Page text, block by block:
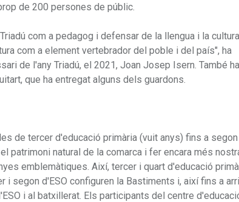
de 200 persones de públic.
com a pedagog i defensar de la llengua i la cultura
com a element vertebrador del poble i del país", ha
de l'any Triadú, el 2021, Joan Josep Isern. També ha
que ha entregat alguns dels guardons.
de tercer d'educació primària (vuit anys) fins a
patrimoni natural de la comarca i fer encara més
emblemàtiques. Així, tercer i quart d'educació
i segon d'ESO configuren la Bastiments i, així fins a
i al batxillerat. Els participants del centre